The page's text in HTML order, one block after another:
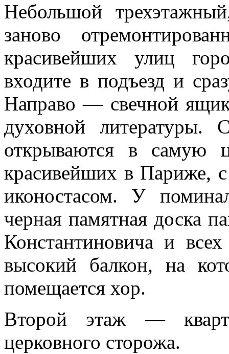
Небольшой
заново
красивейших улиц
входите в подъезд и
Направо — свечной
духовной
открываются в самую
красивейших в Пари­же,
иконо­стасом. У
черная памятная доска
Константиновича и
высокий балкон, на
помеща­ется хор.
Второй этаж —
церковного сторожа.